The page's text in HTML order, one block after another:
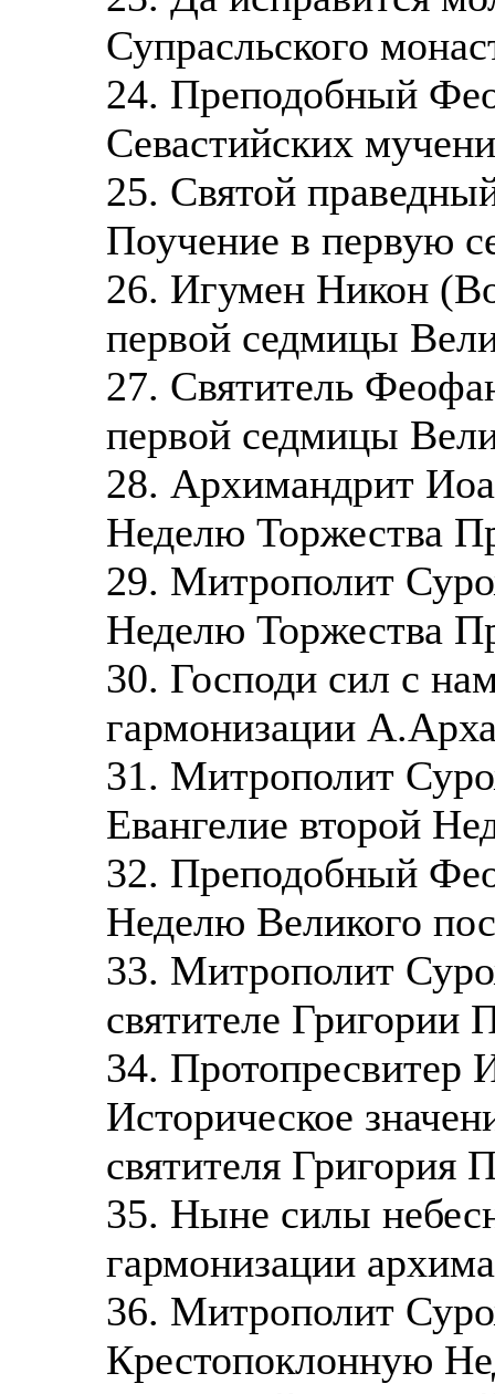
Супрасльского
24. Преподобный
Севастийских
25. Святой
Поучение в первую
26. Игумен Никон
первой седмицы
27. Святитель
первой седмицы
28. Архимандрит
Неделю Торжества
29. Митрополит
Неделю Торжества
30. Господи сил с
гармонизации
31. Митрополит
Евангелие второй
32. Преподобный
Неделю Великого
33. Митрополит
святителе Григории
34.
Историческое
святителя Григория
35. Ныне силы
гармонизации
36. Митрополит
Крестопоклонную